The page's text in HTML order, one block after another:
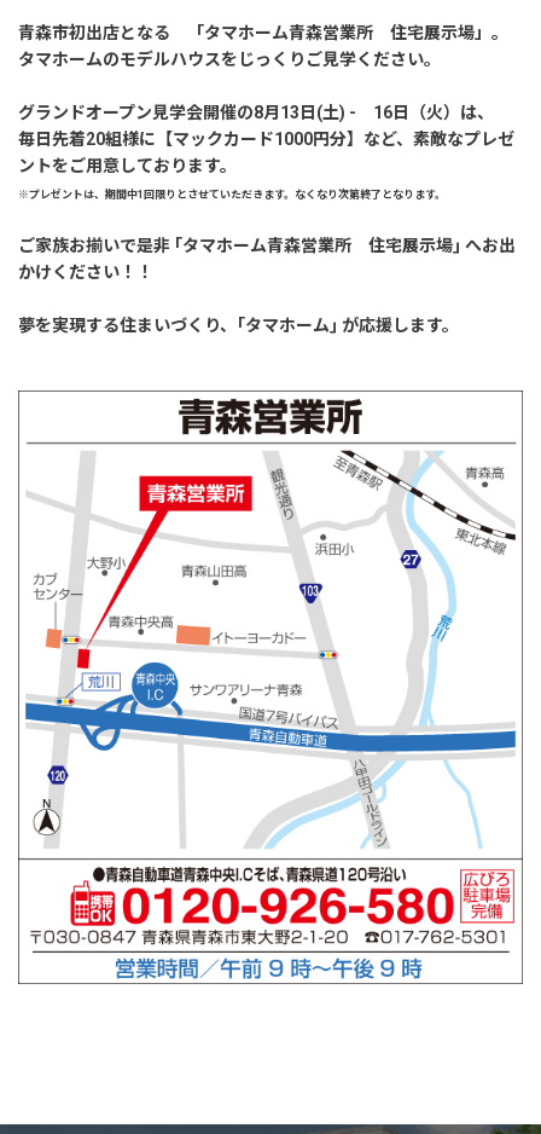
青森市初出店となる 「タマホーム青森営業所 住宅展示場」。
タマホームのモデルハウスをじっくりご見学ください。
グランドオープン見学会開催の8月13日(土) - 16日（火）は、
毎日先着20組様に【マックカード1000円分】など、素敵なプレゼ
ントをご用意しております。
※プレゼントは、期間中1回限りとさせていただきます。なくなり次第終了となります。
ご家族お揃いで是非 ｢タマホーム青森営業所 住宅展示場｣ へお出
かけください！！
夢を実現する住まいづくり、｢タマホーム｣ が応援します。